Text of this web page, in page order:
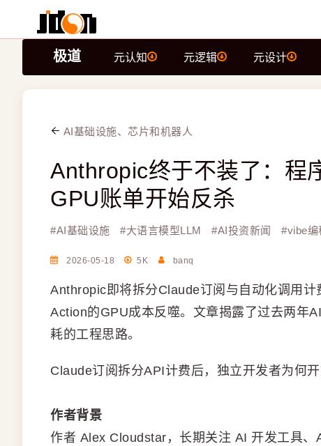
极道 元认知 元逻辑 元设计
AI基础设施、芯片和机器人
Anthropic终于不装了：程
GPU账单开始反杀
#AI基础设施 #大语言模型LLM #AI投资新闻 #vibe编
2026-05-18 5K banq
Anthropic即将拆分Claude订阅与自动化调用
Action的GPU成本反噬。文章揭露了过去两年
耗的工程思路。
Claude订阅拆分API计费后，独立开发者为何
作者背景
作者 Alex Cloudstar，长期关注 AI 开发工具